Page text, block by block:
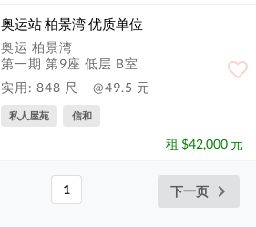
奥运站 柏景湾 优质单位
奥运 柏景湾
第一期 第9座 低层 B室
实用: 848 尺
@49.5 元
私人屋苑 信和
租 $42,000 元
1 下一页